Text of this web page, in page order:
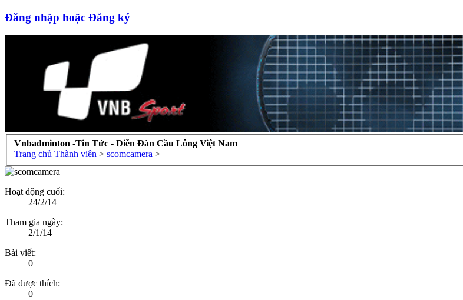
Đăng nhập hoặc Đăng ký
Vnbadminton -Tin Tức - Diễn Đàn Cầu Lông Việt Nam
Trang chủ Thành viên > scomcamera >
Hoạt động cuối:
24/2/14
Tham gia ngày:
2/1/14
Bài viết:
0
Đã được thích:
0